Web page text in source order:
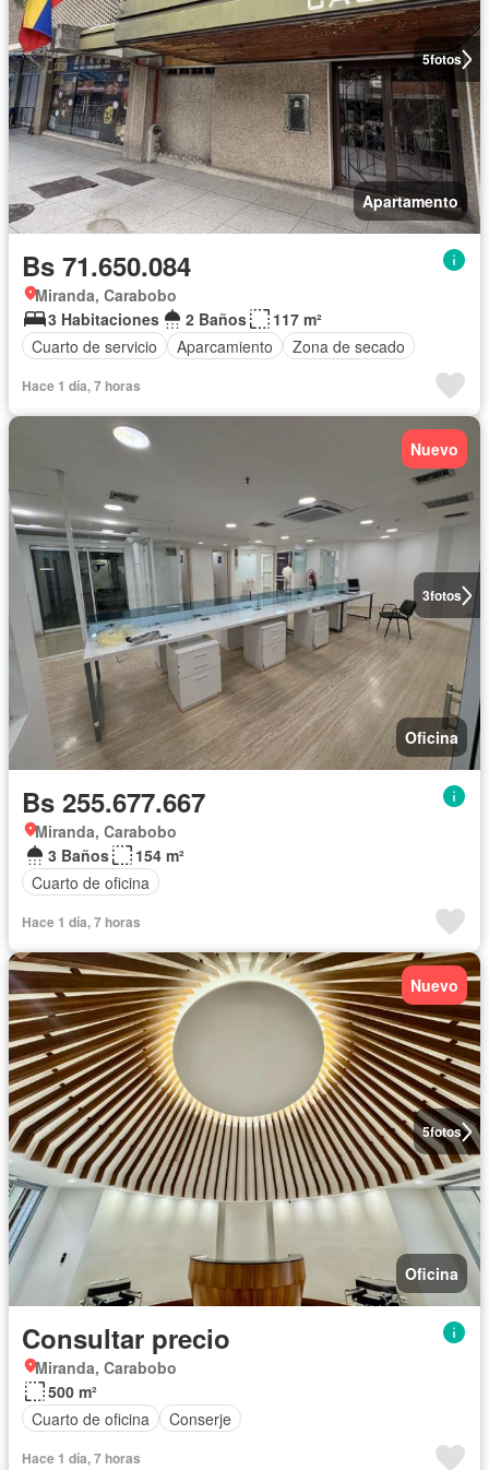
5fotos
Apartamento
Bs 71.650.084
Miranda, Carabobo
3 Habitaciones
2 Baños
117 m²
Cuarto de servicio
Aparcamiento Zona de secado
Hace 1 día, 7 horas
3fotos
Nuevo
Oficina
Bs 255.677.667
Miranda, Carabobo
3 Baños
154 m²
Cuarto de oficina
Hace 1 día, 7 horas
5fotos
Nuevo
Oficina
Consultar precio
Miranda, Carabobo
500 m²
Cuarto de oficina
Conserje
Hace 1 día, 7 horas